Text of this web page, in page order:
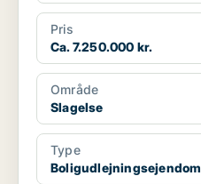
Pris
Ca. 7.250.000 kr.
Område
Slagelse
Type
Boligudlejningsejendom